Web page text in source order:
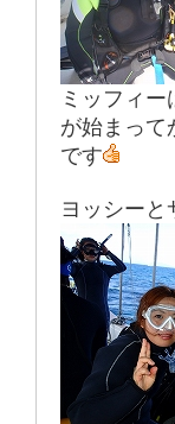
ミッフィー
が始まって
です
ヨッシーと